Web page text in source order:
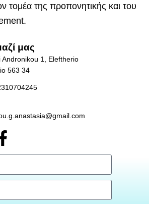
τομέα της προπονητικής και του
μας
Andronikou 1, Eleftherio
563 34